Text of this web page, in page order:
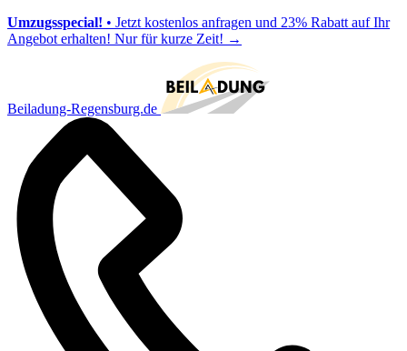
Umzugsspecial! • Jetzt kostenlos anfragen und 23% Rabatt auf Ihr
Angebot erhalten! Nur für kurze Zeit! →
Beiladung-Regensburg.de